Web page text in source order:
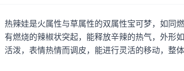
热辣娃是火属性与草属性的双属性宝可梦，如同
有燃烧的辣椒状突起，能释放辛辣的热气，外形
活泼，表情热情而调皮，能进行灵活的移动，整